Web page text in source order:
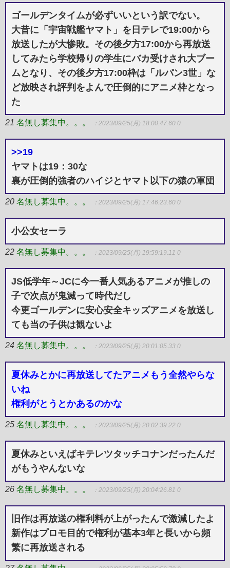
ゴールデンタイムが必ずいいという訳でない。
大昔に「宇宙戦艦ヤマト」を日テレで19:00から
放送したが大惨敗。その後夕方17:00から再放送
してみたら学校帰りの学生にバカ受けされ大ブー
ムとなり、その後夕方17:00枠は「ルパン3世」な
ど放映され評判をよんで圧倒的にアニメ枠となっ
た
21 名無し募集中。。。 ：2023/09/25(月) 18:00:47.60 0
>>19
ヤマトは19：30な
裏が圧倒的強者のハイジとヤマト以下の猿の軍団
20 名無し募集中。。。 ：2023/09/25(月) 17:46:23.60 0
小公女セーラ
22 名無し募集中。。。 ：2023/09/25(月) 19:59:19.11 0
JS低学年～JCに今一番人気あるアニメが推しの
子で次点が鬼滅って時代だし
今更ゴールデンに安心安全キッズアニメを放送し
ても当の子供は観ないよ
24 名無し募集中。。。 ：2023/09/25(月) 20:01:05.33 0
夏休みとかに再放送してたアニメもう全然やらな
いね
権利がとうとかあるのかな
25 名無し募集中。。。 ：2023/09/25(月) 20:02:39.22 0
夏休みといえばキテレツタッチコナンだったんだ
がもうやんないな
26 名無し募集中。。。 ：2023/09/25(月) 20:04:26.81 0
旧作は再放送の権利料が上がったんで激減したよ
新作はプロモ目的で権利が基本3年と長いから頻
繁に再放送される